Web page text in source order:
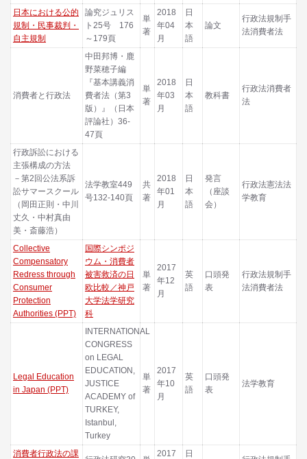
日本における公的
規制・民事裁判・
自主規制
論究ジュリス
ト25号 176
～179頁
単
著
2018
年04
月
日
本
語
論文
行政法規制手
法消費者法
消費者と行政法
中田邦博・鹿
野菜穂子編
『基本講義消
費者法（第3
版）』（日本
評論社）36-
47頁
単
著
2018
年03
月
日
本
語
教科書
行政法消費者
法
行政訴訟における
主張構成の方法
－第2回公法系訴
訟サマースクール
（岡田正則・中川
丈久・中村真由
美・斎藤浩）
法学教室449
号132-140頁
共
著
2018
年01
月
日
本
語
発言
（座談
会）
行政法憲法法
学教育
Collective
Compensatory
Redress through
Consumer
Protection
Authorities (PPT)
国際シンポジ
ウム・消費者
被害救済の日
欧比較／神戸
大学法学研究
科
単
著
2017
年12
月
英
語
口頭発
表
行政法規制手
法消費者法
Legal Education
in Japan (PPT)
INTERNATIONAL
CONGRESS
on LEGAL
EDUCATION,
JUSTICE
ACADEMY of
TURKEY,
Istanbul,
Turkey
単
著
2017
年10
月
英
語
口頭発
表
法学教育
消費者行政法の課
2017
日